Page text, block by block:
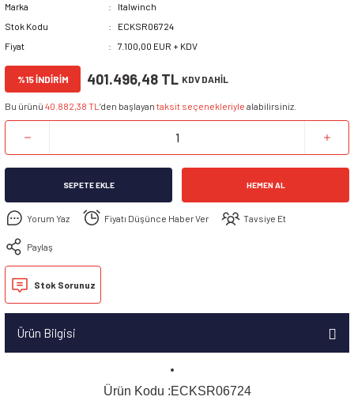
Marka
Italwinch
Stok Kodu
ECKSR06724
Fiyat
7.100,00 EUR + KDV
%15 İNDİRİM 401.496,48 TL KDV DAHİL
Bu ürünü 40.882,38 TL ’den başlayan taksit seçenekleriyle alabilirsiniz.
SEPETE EKLE HEMEN AL
Yorum Yaz Fiyatı Düşünce Haber Ver Tavsiye Et
Paylaş
Stok Sorunuz
Ürün Bilgisi
Ürün Kodu :ECKSR06724